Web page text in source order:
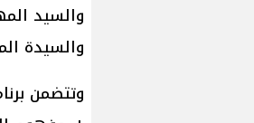
والسيد
والسيدة
وتتضمن